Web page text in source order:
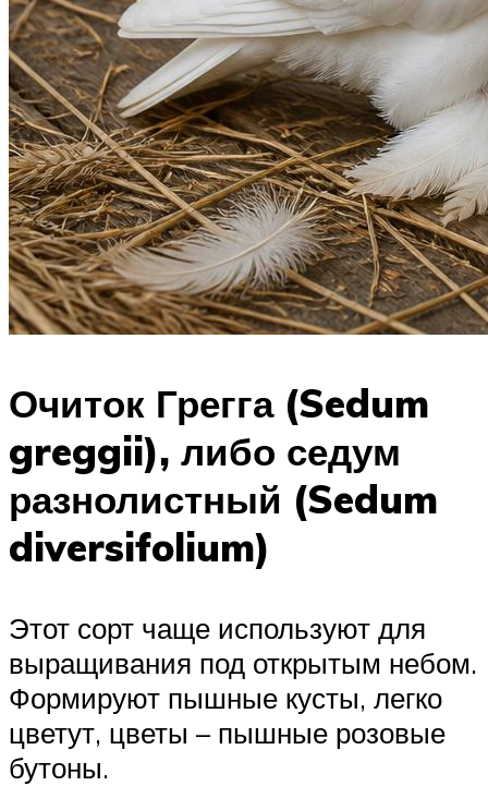
Очиток Грегга (Sedum
greggii), либо седум
разнолистный (Sedum
diversifolium)
Этот сорт чаще используют для
выращивания под открытым небом.
Формируют пышные кусты, легко
цветут, цветы – пышные розовые
бутоны.